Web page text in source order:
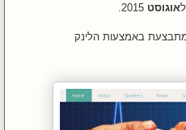
לאוגוסט 2015.
באמצעות הלינק